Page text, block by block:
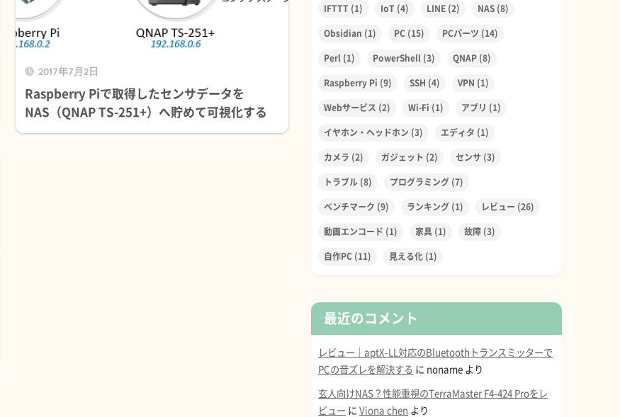
2017年7月2日
Raspberry Piで取得したセンサデータを
NAS（QNAP TS-251+）へ貯めて可視化する
IFTTT (1) IoT (4) LINE (2) NAS (8)
Obsidian (1) PC (15) PCパーツ (14)
Perl (1) PowerShell (3) QNAP (8)
Raspberry Pi (9) SSH (4) VPN (1)
Webサービス (2) Wi-Fi (1) アプリ (1)
イヤホン・ヘッドホン (3) エディタ (1)
カメラ (2) ガジェット (2) センサ (3)
トラブル (8) プログラミング (7)
ベンチマーク (9) ランキング (1) レビュー (26)
動画エンコード (1) 家具 (1) 故障 (3)
自作PC (11) 見える化 (1)
最近のコメント
レビュー｜aptX-LL対応のBluetoothトランスミッターで
PCの音ズレを解決する に noname より
玄人向けNAS？性能重視のTerraMaster F4-424 Proをレ
ビュー に Viona chen より